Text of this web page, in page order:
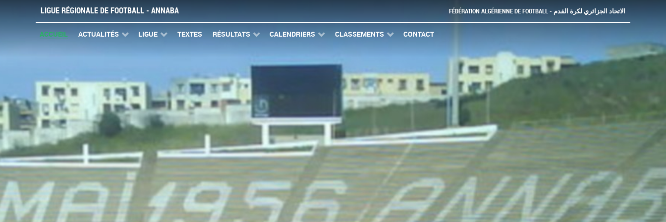
LIGUE RÉGIONALE DE FOOTBALL - ANNABA FÉDÉRATION ALGÉRIENNE DE FOOTBALL - الاتحاد الجزائري لكرة القدم
ACCUEIL ACTUALITÉS LIGUE TEXTES RÉSULTATS CALENDRIERS CLASSEMENTS CONTACT